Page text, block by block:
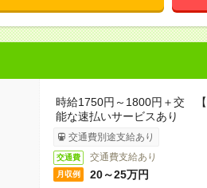
時給1750円～1800円＋交
能な速払いサービスあり
交通費別途支給あり
交通費 交通費支給あり
月収例 20～25万円